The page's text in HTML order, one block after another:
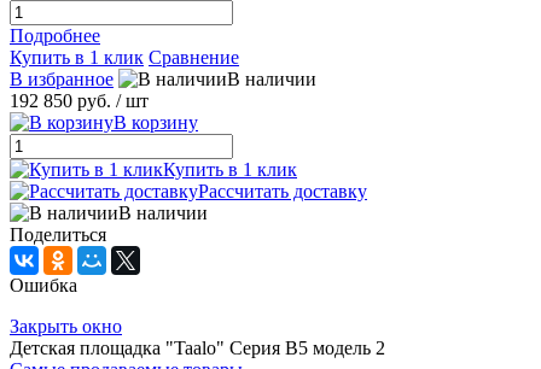
Подробнее
Купить в 1 клик Сравнение
В избранное
В наличии
192 850 руб. / шт
В корзину
Купить в 1 клик
Рассчитать доставку
В наличии
Поделиться
Ошибка
Закрыть окно
Детская площадка "Taalo" Серия В5 модель 2